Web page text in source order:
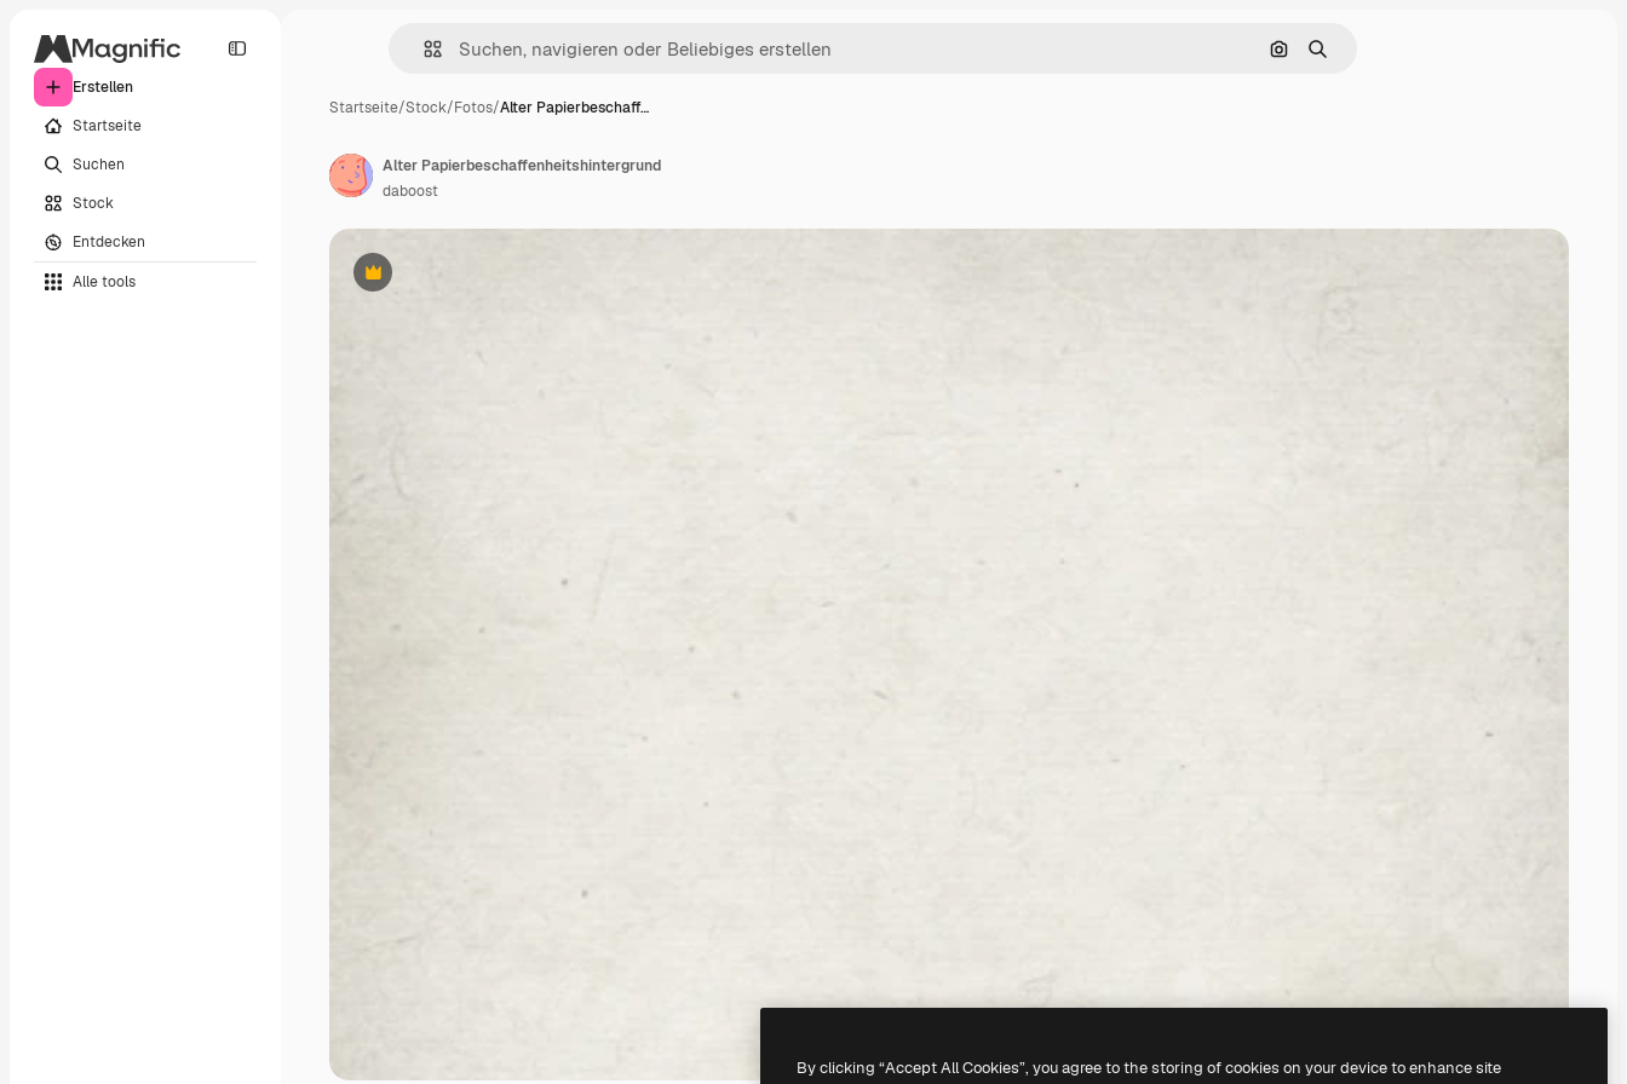
Erstellen
Startseite
Suchen
Stock
Entdecken
Alle tools
Nach Bild suchen
Suchen
Startseite/Stock/Fotos/Alter Papierbeschaff…
Premium
Alter Papierbeschaffenheitshintergrund
daboost
By clicking “Accept All Cookies”, you agree to the storing of cookies on your device to enhance site